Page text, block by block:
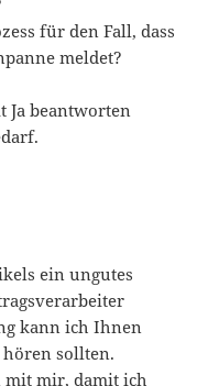
für den Fall, dass
meldet?
Ja beantworten
ein ungutes
kann ich Ihnen
hören sollten.
mit mir, damit ich